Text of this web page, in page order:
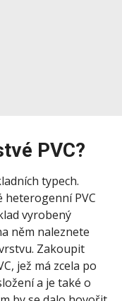
PVC?
typech.
heterogenní PVC
vyrobený
něm naleznete
Zakoupit
jež má zcela po
a je také o